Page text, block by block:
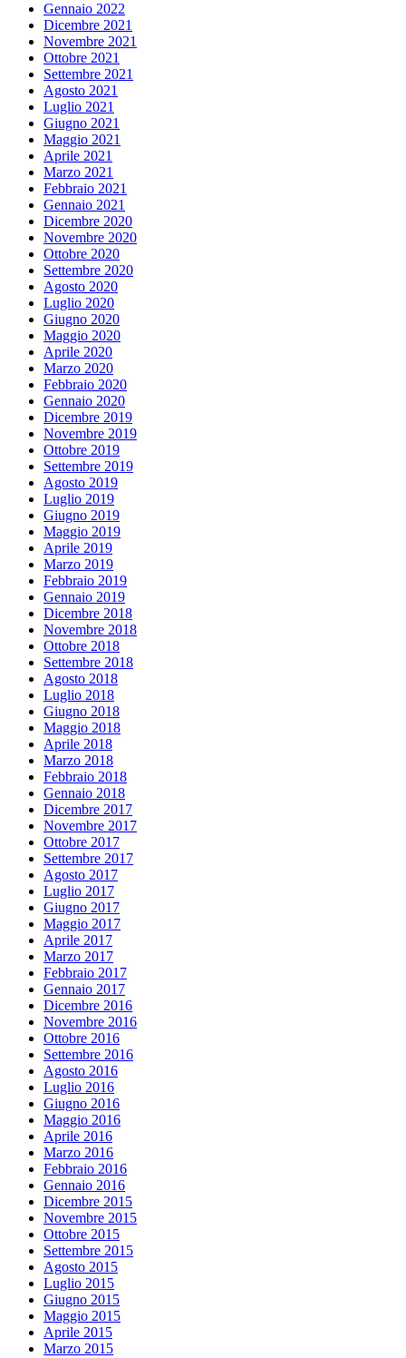
Gennaio 2022
Dicembre 2021
Novembre 2021
Ottobre 2021
Settembre 2021
Agosto 2021
Luglio 2021
Giugno 2021
Maggio 2021
Aprile 2021
Marzo 2021
Febbraio 2021
Gennaio 2021
Dicembre 2020
Novembre 2020
Ottobre 2020
Settembre 2020
Agosto 2020
Luglio 2020
Giugno 2020
Maggio 2020
Aprile 2020
Marzo 2020
Febbraio 2020
Gennaio 2020
Dicembre 2019
Novembre 2019
Ottobre 2019
Settembre 2019
Agosto 2019
Luglio 2019
Giugno 2019
Maggio 2019
Aprile 2019
Marzo 2019
Febbraio 2019
Gennaio 2019
Dicembre 2018
Novembre 2018
Ottobre 2018
Settembre 2018
Agosto 2018
Luglio 2018
Giugno 2018
Maggio 2018
Aprile 2018
Marzo 2018
Febbraio 2018
Gennaio 2018
Dicembre 2017
Novembre 2017
Ottobre 2017
Settembre 2017
Agosto 2017
Luglio 2017
Giugno 2017
Maggio 2017
Aprile 2017
Marzo 2017
Febbraio 2017
Gennaio 2017
Dicembre 2016
Novembre 2016
Ottobre 2016
Settembre 2016
Agosto 2016
Luglio 2016
Giugno 2016
Maggio 2016
Aprile 2016
Marzo 2016
Febbraio 2016
Gennaio 2016
Dicembre 2015
Novembre 2015
Ottobre 2015
Settembre 2015
Agosto 2015
Luglio 2015
Giugno 2015
Maggio 2015
Aprile 2015
Marzo 2015